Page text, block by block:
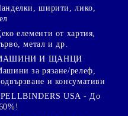
ширити, лико,
елементи от хартия,
метал и др.
И ЩАНЦИ
за рязане/релеф,
и консумативи
USA - До